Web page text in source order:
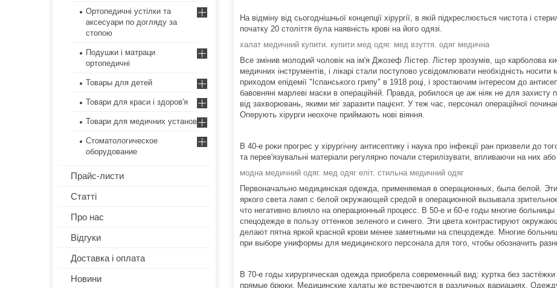
На відміну від сьогоднішньої концепції хірургії, в якій підкреслюється чистота і
початку 20 століття була наявність крові на його одязі.
халат медичний купити. купити мед одяг. мед взуття. одяг медична
Все змінив молодий чоловік на ім'я Джозеф Лістер. Лістер зрозумів, що карболова
медичних інструментів, і лікарі стали поступово усвідомлювати необхідність
приходом епідемії "Іспанського грипу" в 1918 році, і зростаючим інтересом до
бавовняні марлеві маски в операційній. Правда, робилося це аж ніяк не для захисту
від захворювань, якими міг заразити пацієнт. У теж час, персонал операційної
Оперують хірурги неохоче приймають нові віяння.
В 40-е роки прогрес у хірургічну антисептику і наука про інфекції ран призвели до
та перев'язувальні матеріали регулярно почали стерилізувати, впливаючи на них
модна медичний одяг. мед одяг еліт. стильна медичний одяг
Первоначально медицинская одежда, применяемая в операционных, была белой.
яркого света ламп с белой окружающей средой в операционной вызывала
что негативно влияло на операционный процесс. В 50-е и 60-е годы многие больницы
спецодежде в пользу оттенков зеленого и синего. Эти цвета контрастируют
делают пятна яркой красной крови менее заметными на спецодежде. Многие
при выборе униформы для медицинского персонала для того, чтобы обозначить
В 70-е годы хирургическая одежда приобрела современный вид: куртка без
прямые брюки. Медицинские халаты же встречаются в различных вариациях.
Ортопедичні устілки та
аксесуари по догляду за
стопою
Подушки і матраци
ортопедичні
Товары для детей
Товари для краси і здоров'я
Товари для медичних установ
Стоматологическое
оборудование
Прайс-листи
Статті
Про нас
Відгуки
Доставка і оплата
Новини